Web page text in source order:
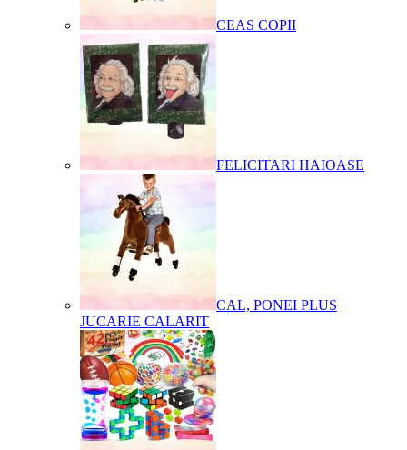
CEAS COPII
FELICITARI HAIOASE
CAL, PONEI PLUS
JUCARIE CALARIT